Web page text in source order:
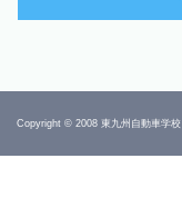
Copyright © 2008 東九州自動車学校